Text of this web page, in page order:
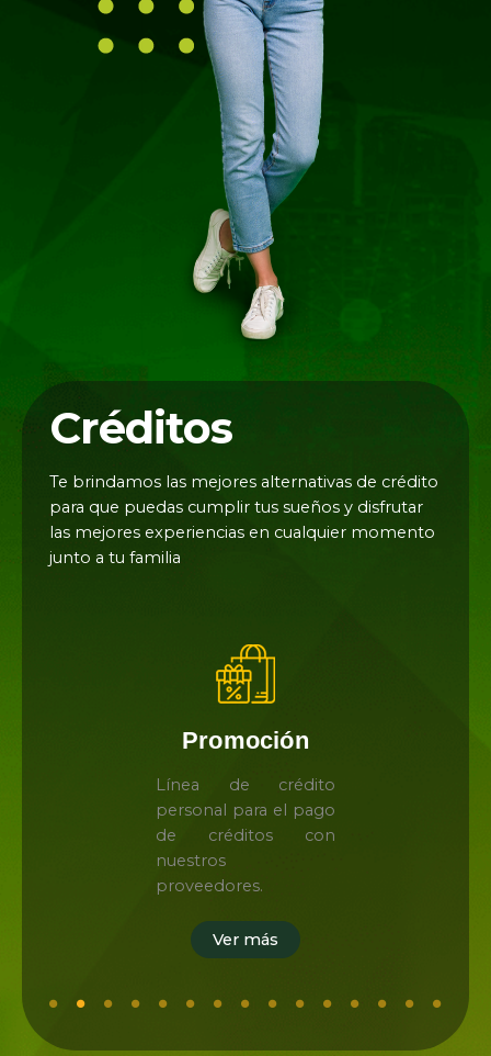
Créditos
Te brindamos las mejores alternativas de crédito
para que puedas cumplir tus sueños y disfrutar
las mejores experiencias en cualquier momento
junto a tu familia
Promoción
Línea de crédito
personal para el pago
de créditos con
nuestros
proveedores.
Ver más